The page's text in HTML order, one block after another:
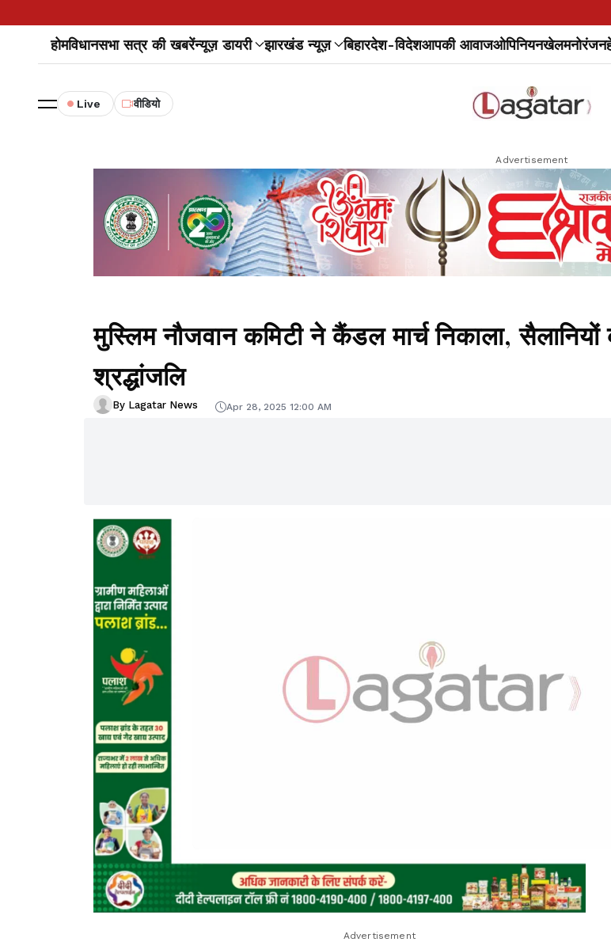
होमविधानसभा सत्र की खबरेंन्यूज़ डायरी झारखंड न्यूज़ बिहारदेश-विदेशआपकी आवाजओपिनियनखेलमनोरंजन
Live वीडियो
Advertisement
मुस्लिम नौजवान कमिटी ने कैंडल मार्च निकाला, सैलानियों
श्रद्धांजलि
By Lagatar News Apr 28, 2025 12:00 AM
Advertisement